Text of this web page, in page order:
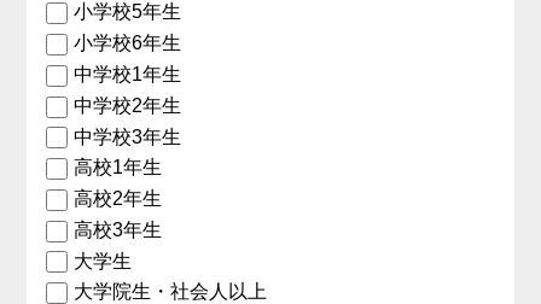
小学校5年生
小学校6年生
中学校1年生
中学校2年生
中学校3年生
高校1年生
高校2年生
高校3年生
大学生
大学院生・社会人以上